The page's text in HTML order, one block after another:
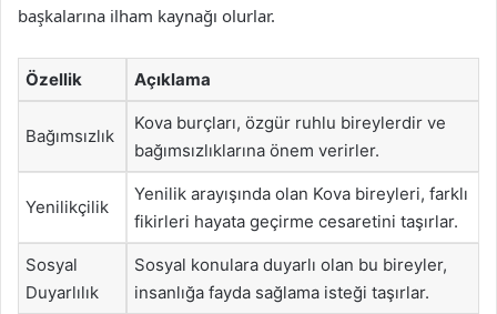
başkalarına ilham kaynağı olurlar.
Özellik Açıklama
Bağımsızlık
Kova burçları, özgür ruhlu bireylerdir ve
bağımsızlıklarına önem verirler.
Yenilikçilik
Yenilik arayışında olan Kova bireyleri, farklı
fikirleri hayata geçirme cesaretini taşırlar.
Sosyal
Duyarlılık
Sosyal konulara duyarlı olan bu bireyler,
insanlığa fayda sağlama isteği taşırlar.